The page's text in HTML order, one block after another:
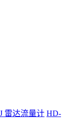
雷达流量计 HD-